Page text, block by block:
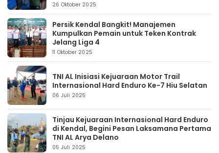
26 Oktober 2025
Persik Kendal Bangkit! Manajemen
Kumpulkan Pemain untuk Teken Kontrak
Jelang Liga 4
11 Oktober 2025
TNI AL Inisiasi Kejuaraan Motor Trail
Internasional Hard Enduro Ke-7 Hiu Selatan
06 Juli 2025
Tinjau Kejuaraan Internasional Hard Enduro
di Kendal, Begini Pesan Laksamana Pertama
TNI AL Arya Delano
05 Juli 2025